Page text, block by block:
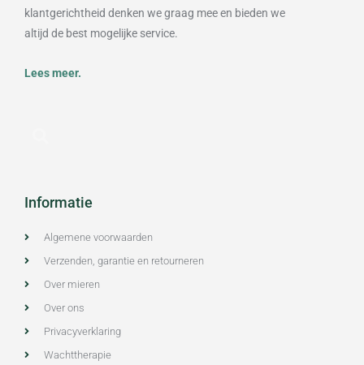
klantgerichtheid denken we graag mee en bieden we
altijd de best mogelijke service.
Lees meer.
Informatie
Algemene voorwaarden
Verzenden, garantie en retourneren
Over mieren
Over ons
Privacyverklaring
Wachttherapie